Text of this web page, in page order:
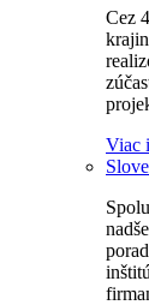
Cez
Viac